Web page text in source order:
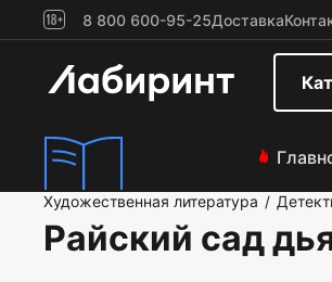
8 800 600-95-25Доставка
Художественная литература /
Райский сад